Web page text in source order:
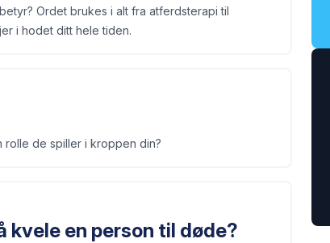
Ordet brukes i alt fra atferdsterapi til
i hodet ditt hele tiden.
de spiller i kroppen din?
kvele en person til døde?